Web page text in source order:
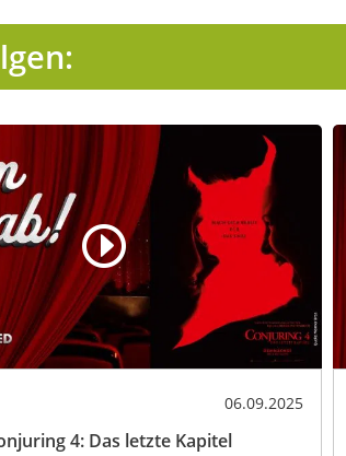
06.09.2025
4: Das letzte Kapitel